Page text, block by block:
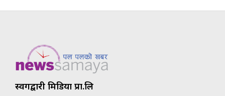
स्वर्गद्वारी मिडिया प्रा.लि